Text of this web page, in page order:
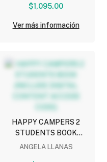
STUDIO)
$1,095.00
Ver más información
HAPPY CAMPERS 2
STUDENTS BOOK
(INCLUDE DIGITAL
ANGELA LLANAS